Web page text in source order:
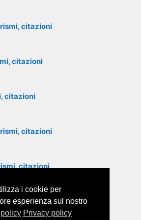
citazioni
citazioni
citazioni
citazioni
citazioni
citazioni
i cookie per
esperienza sul nostro
Privacy policy